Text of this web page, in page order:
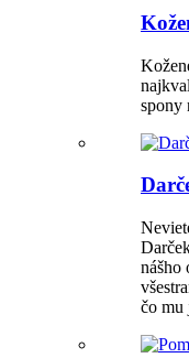
spony
nášho
čo mu